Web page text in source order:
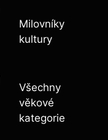
Milovníky
kultury
Všechny
věkové
kategorie